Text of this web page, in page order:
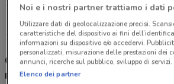
Gli sconti del nuovo volantino
negozi
Noi e i nostri partner trattiamo i dati
Utilizzare dati di geolocalizzazione precisi.
caratteristiche del dispositivo ai fini
informazioni su dispositivo e/o accedervi.
personalizzati, misurazione delle prestazioni dei
annunci, ricerche sul pubblico, sviluppo di servizi.
Elenco dei partner